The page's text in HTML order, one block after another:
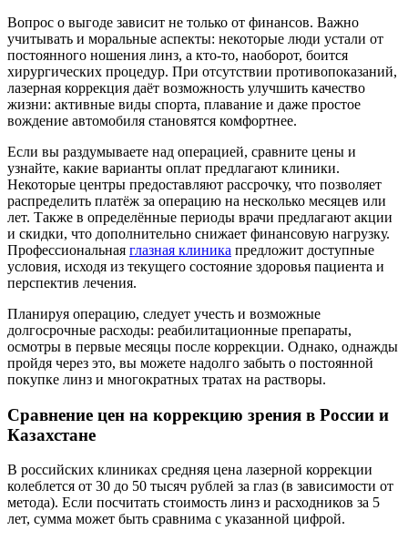
Вопрос о выгоде зависит не только от финансов. Важно
учитывать и моральные аспекты: некоторые люди устали от
постоянного ношения линз, а кто-то, наоборот, боится
хирургических процедур. При отсутствии противопоказаний,
лазерная коррекция даёт возможность улучшить качество
жизни: активные виды спорта, плавание и даже простое
вождение автомобиля становятся комфортнее.
Если вы раздумываете над операцией, сравните цены и
узнайте, какие варианты оплат предлагают клиники.
Некоторые центры предоставляют рассрочку, что позволяет
распределить платёж за операцию на несколько месяцев или
лет. Также в определённые периоды врачи предлагают акции
и скидки, что дополнительно снижает финансовую нагрузку.
Профессиональная глазная клиника предложит доступные
условия, исходя из текущего состояние здоровья пациента и
перспектив лечения.
Планируя операцию, следует учесть и возможные
долгосрочные расходы: реабилитационные препараты,
осмотры в первые месяцы после коррекции. Однако, однажды
пройдя через это, вы можете надолго забыть о постоянной
покупке линз и многократных тратах на растворы.
Сравнение цен на коррекцию зрения в России и
Казахстане
В российских клиниках средняя цена лазерной коррекции
колеблется от 30 до 50 тысяч рублей за глаз (в зависимости от
метода). Если посчитать стоимость линз и расходников за 5
лет, сумма может быть сравнима с указанной цифрой.